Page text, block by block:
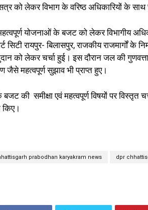
को लेकर विभाग के वरिष्ठ अधिकारियों के साथ
योजनाओं के बजट को लेकर विभागीय
सिटी रायपुर- बिलासपुर, राजकीय राजमार्गों के
को लेकर चर्चा हुई। इस दौरान जल की
जैसे महत्वपूर्ण सुझाव भी प्राप्त हुए।
बजट की समीक्षा एवं महत्वपूर्ण विषयों पर विस्तृत
किए।
prabodhan karyakram news dpr